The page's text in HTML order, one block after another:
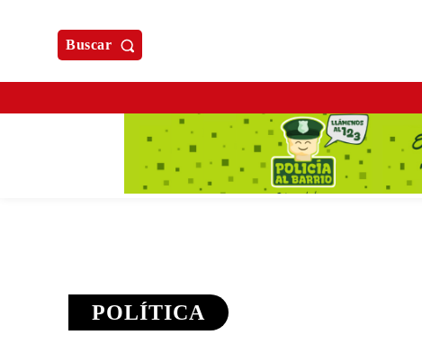
Buscar
POLÍTICA